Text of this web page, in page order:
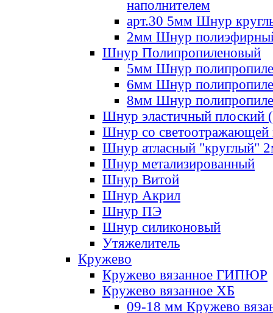
наполнителем
арт.30 5мм Шнур
2мм Шнур
Шнур Полипропиленовый
5мм Шнур
6мм Шнур
8мм Шнур
Шнур эластичный плоский
Шнур со светоотражающей
Шнур атласный "круглый"
Шнур метализированный
Шнур Витой
Шнур Акрил
Шнур ПЭ
Шнур силиконовый
Утяжелитель
Кружево
Кружево вязанное ГИПЮР
Кружево вязанное ХБ
09-18 мм Кружево